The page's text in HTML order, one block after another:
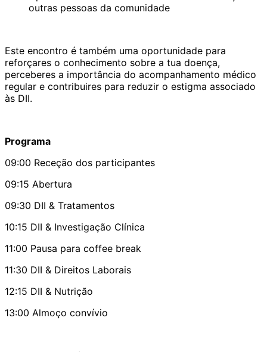
outras pessoas da comunidade
Este encontro é também uma oportunidade para
reforçares o conhecimento sobre a tua doença,
perceberes a importância do acompanhamento médico
regular e contribuires para reduzir o estigma associado
às DII.
Programa
09:00 Receção dos participantes
09:15 Abertura
09:30 DII & Tratamentos
10:15 DII & Investigação Clínica
11:00 Pausa para coffee break
11:30 DII & Direitos Laborais
12:15 DII & Nutrição
13:00 Almoço convívio